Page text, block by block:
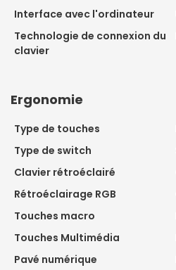
Interface avec l'ordinateur
Technologie de connexion du
clavier
Ergonomie
Type de touches
Type de switch
Clavier rétroéclairé
Rétroéclairage RGB
Touches macro
Touches Multimédia
Pavé numérique